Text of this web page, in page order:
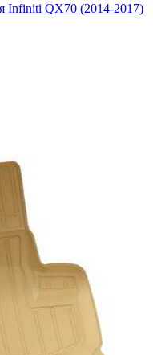
Infiniti QX70 (2014-2017)